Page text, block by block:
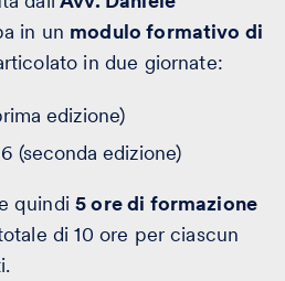
in un modulo formativo di
in due giornate:
edizione)
(seconda edizione)
quindi5 ore di formazione
di 10 ore per ciascun